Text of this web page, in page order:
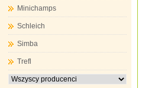
Minichamps
Schleich
Simba
Trefl